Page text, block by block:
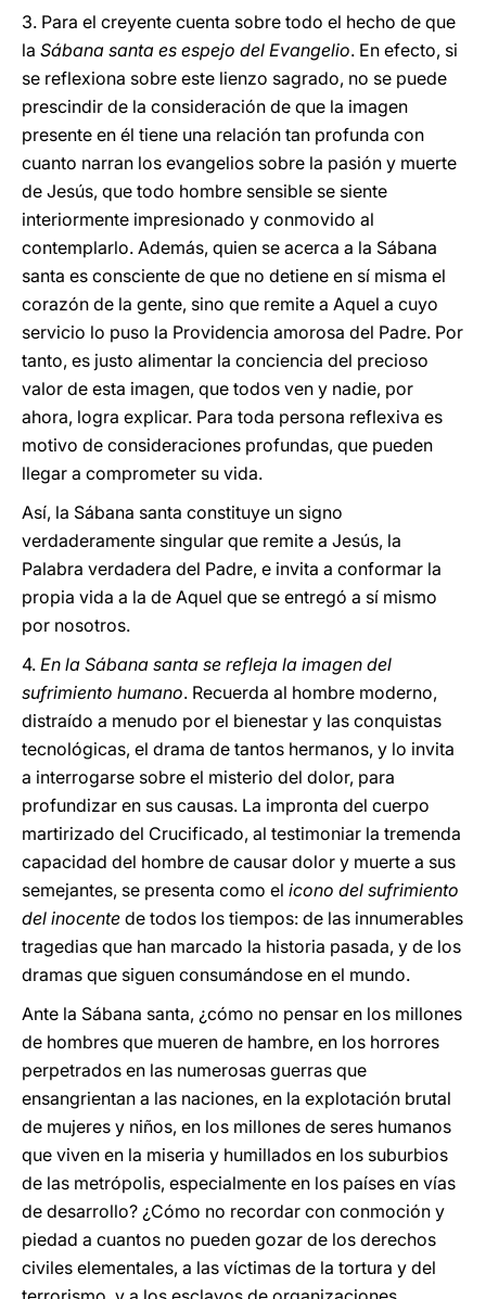
3. Para el creyente cuenta sobre todo el hecho de que
la Sábana santa es espejo del Evangelio. En efecto, si
se reflexiona sobre este lienzo sagrado, no se puede
prescindir de la consideración de que la imagen
presente en él tiene una relación tan profunda con
cuanto narran los evangelios sobre la pasión y muerte
de Jesús, que todo hombre sensible se siente
interiormente impresionado y conmovido al
contemplarlo. Además, quien se acerca a la Sábana
santa es consciente de que no detiene en sí misma el
corazón de la gente, sino que remite a Aquel a cuyo
servicio lo puso la Providencia amorosa del Padre. Por
tanto, es justo alimentar la conciencia del precioso
valor de esta imagen, que todos ven y nadie, por
ahora, logra explicar. Para toda persona reflexiva es
motivo de consideraciones profundas, que pueden
llegar a comprometer su vida.
Así, la Sábana santa constituye un signo
verdaderamente singular que remite a Jesús, la
Palabra verdadera del Padre, e invita a conformar la
propia vida a la de Aquel que se entregó a sí mismo
por nosotros.
4. En la Sábana santa se refleja la imagen del
sufrimiento humano. Recuerda al hombre moderno,
distraído a menudo por el bienestar y las conquistas
tecnológicas, el drama de tantos hermanos, y lo invita
a interrogarse sobre el misterio del dolor, para
profundizar en sus causas. La impronta del cuerpo
martirizado del Crucificado, al testimoniar la tremenda
capacidad del hombre de causar dolor y muerte a sus
semejantes, se presenta como el icono del sufrimiento
del inocente de todos los tiempos: de las innumerables
tragedias que han marcado la historia pasada, y de los
dramas que siguen consumándose en el mundo.
Ante la Sábana santa, ¿cómo no pensar en los millones
de hombres que mueren de hambre, en los horrores
perpetrados en las numerosas guerras que
ensangrientan a las naciones, en la explotación brutal
de mujeres y niños, en los millones de seres humanos
que viven en la miseria y humillados en los suburbios
de las metrópolis, especialmente en los países en vías
de desarrollo? ¿Cómo no recordar con conmoción y
piedad a cuantos no pueden gozar de los derechos
civiles elementales, a las víctimas de la tortura y del